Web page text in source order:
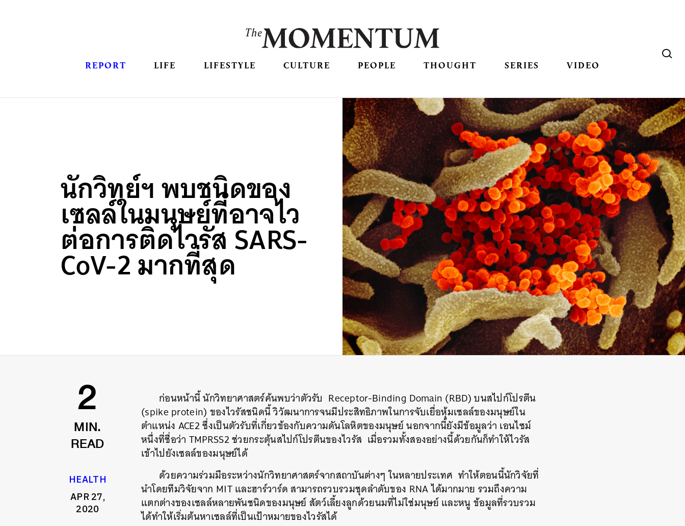
REPORT LIFE LIFESTYLE CULTURE PEOPLE THOUGHT SERIES VIDEO
นักวิทย์ฯ พบชนิดของ
เซลล์ในมนุษย์ที่อาจไว
ต่อการติดไวรัส SARS-
CoV-2 มากที่สุด
2
MIN.
READ
HEALTH
APR 27,
2020
ก่อนหน้านี้ นักวิทยาศาสตร์ค้นพบว่าตัวรับ Receptor-Binding Domain (RBD) บนสไปก์โปรตีน
(spike protein) ของไวรัสชนิดนี้ วิวัฒนาการจนมีประสิทธิภาพในการจับเยื่อหุ้มเซลล์ของมนุษย์ใน
ตำแหน่ง ACE2 ซึ่งเป็นตัวรับที่เกี่ยวข้องกับความดันโลหิตของมนุษย์ นอกจากนี้ยังมีข้อมูลว่า เอนไซม์
หนึ่งที่ชื่อว่า TMPRSS2 ช่วยกระตุ้นสไปก์โปรตีนของไวรัส เมื่อรวมทั้งสองอย่างนี้ด้วยกันก็ทำให้ไวรัส
เข้าไปยังเซลล์ของมนุษย์ได้
ด้วยความร่วมมือระหว่างนักวิทยาศาสตร์จากสถาบันต่างๆ ในหลายประเทศ ทำให้ตอนนี้นักวิจัยที่
นำโดยทีมวิจัยจาก MIT และฮาร์วาร์ด สามารถรวบรวมชุดลำดับของ RNA ได้มากมาย รวมถึงความ
แตกต่างของเซลล์หลายพันชนิดของมนุษย์ สัตว์เลี้ยงลูกด้วยนมที่ไม่ใช่มนุษย์ และหนู ข้อมูลที่รวบรวม
ได้ทำให้เริ่มต้นหาเซลล์ที่เป็นเป้าหมายของไวรัสได้